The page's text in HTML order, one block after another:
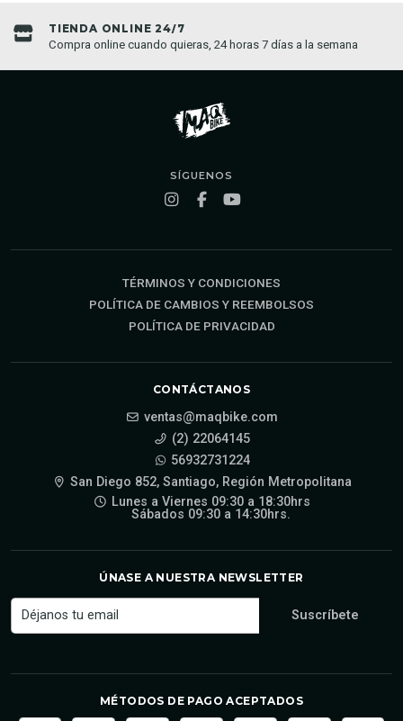
TIENDA ONLINE 24/7
Compra online cuando quieras, 24 horas 7 días a la semana
SÍGUENOS
TÉRMINOS Y CONDICIONES
POLÍTICA DE CAMBIOS Y REEMBOLSOS
POLÍTICA DE PRIVACIDAD
CONTÁCTANOS
ventas@maqbike.com
(2) 22064145
56932731224
San Diego 852, Santiago, Región Metropolitana
Lunes a Viernes 09:30 a 18:30hrs
Sábados 09:30 a 14:30hrs.
ÚNASE A NUESTRA NEWSLETTER
MÉTODOS DE PAGO ACEPTADOS